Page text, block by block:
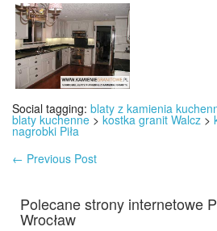
Social tagging: blaty z kamienia
blaty kuchenne > kostka granit Walcz >
nagrobki Piła
← Previous Post
Polecane strony internetowe
Wrocław